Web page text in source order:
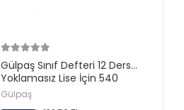
Gülpaş Sınıf Defteri 12 Ders
Yoklamasız Lise İçin 540
Gülpaş